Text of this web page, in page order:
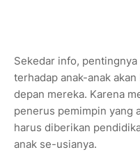
Sekedar info,
terhadap anak-anak
depan mereka. Karena
penerus pemimpin yang
harus diberikan
anak se-usianya.